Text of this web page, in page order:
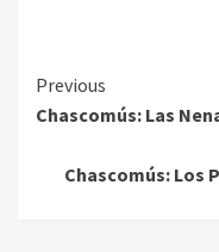
Continue
Reading
Previous
Chascomús: Las
Chascomús: Los